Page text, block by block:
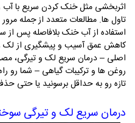
اثربخشی مثل خنک کردن سریع با آب
تاول ها. مطالعات متعدد از جمله
استفاده از آب خنک بلافاصله پس از
کاهش عمق آسیب و پیشگیری از لک
اصلی – درمان سریع لک و تیرگی،
روغن ها و ترکیبات گیاهی – شما رو
تازه رو به حداقل برسونید یا حتی
درمان سریع لک و تیرگی